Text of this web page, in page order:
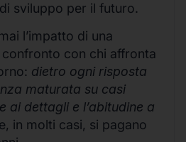
sviluppo per il futuro.
l’impatto di una
con chi affronta
dietro ogni risposta
maturata su casi
ai dettagli e l’abitudine a
in molti casi, si pagano